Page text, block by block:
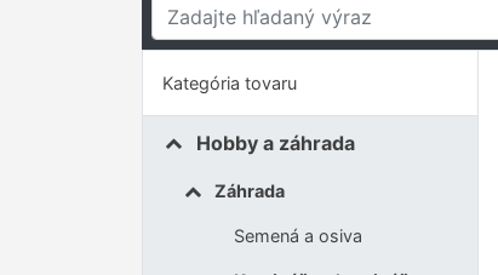
Kategória tovaru
Hobby a záhrada
Záhrada
Semená a osiva